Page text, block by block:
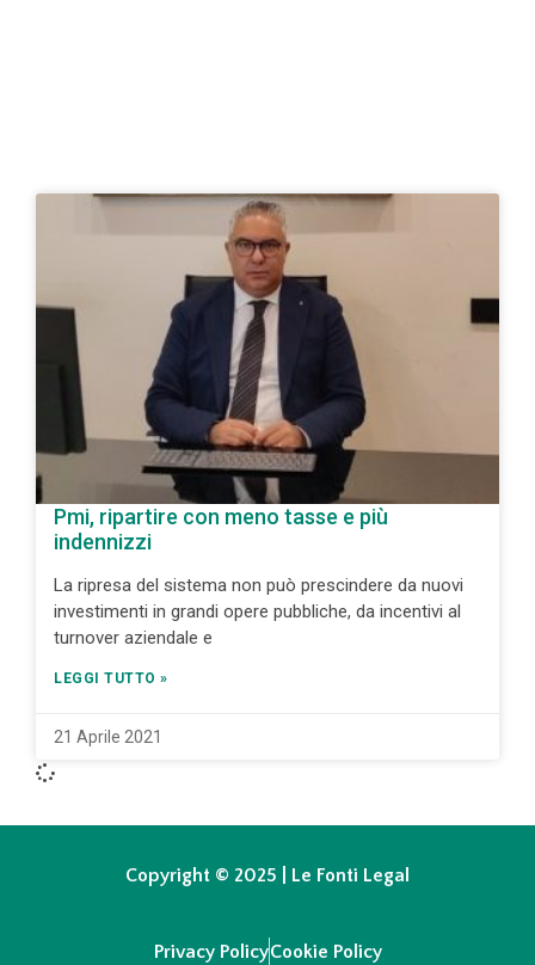
Pmi, ripartire con meno tasse e più
indennizzi
La ripresa del sistema non può prescindere da nuovi
investimenti in grandi opere pubbliche, da incentivi al
turnover aziendale e
LEGGI TUTTO »
21 Aprile 2021
Copyright © 2025 | Le Fonti Legal
Privacy PolicyCookie Policy